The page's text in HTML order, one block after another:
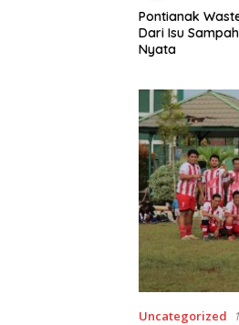
Pontianak
Dari Isu
Nyata
Uncategorized